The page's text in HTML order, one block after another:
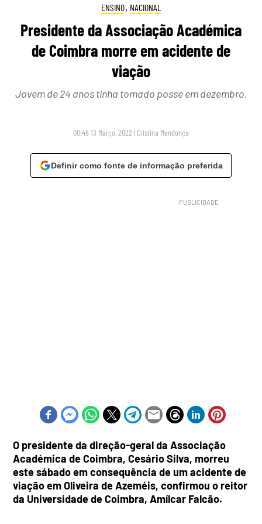
ENSINO, NACIONAL
Presidente da Associação Académica
de Coimbra morre em acidente de
viação
Jovem de 24 anos tinha tomado posse em dezembro.
00:46 13 Março, 2022 | Cristina Mendonça
Definir como fonte de informação preferida
O presidente da direção-geral da Associação
Académica de Coimbra, Cesário Silva, morreu
este sábado em consequência de um acidente de
viação em Oliveira de Azeméis, confirmou o reitor
da Universidade de Coimbra, Amílcar Falcão.